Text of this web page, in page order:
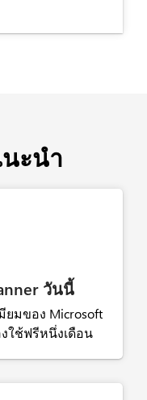
ะนำ
วันนี้
ยมของ Microsoft
ใช้ฟรีหนึ่งเดือน